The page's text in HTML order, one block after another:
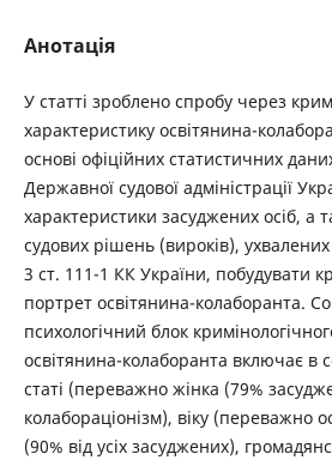
Анотація
У статті зроблено спробу через
характеристику освітянина-
основі офіційних статистичних
Державної судової адміністрації
характеристики засуджених осіб, а
судових рішень (вироків),
3 ст. 111-1 КК України, побудувати
портрет освітянина-колаборанта.
психологічний блок
освітянина-колаборанта включає в
статі (переважно жінка (79%
колабораціонізм), віку (переважно
(90% від усіх засуджених),